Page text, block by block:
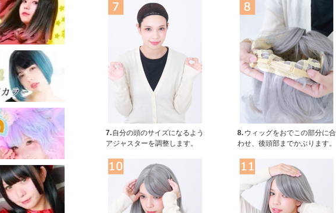
7.自分の頭のサイズになるよう
アジャスターを調整します。
8. ウィッグをおでこの部分に合
わせ、後頭部までかぶります。